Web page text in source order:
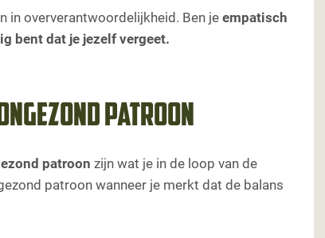
in oververantwoordelijkheid. Ben je empatisch
bent dat je jezelf vergeet.
patroon
patroon zijn wat je in de loop van de
patroon wanneer je merkt dat de balans